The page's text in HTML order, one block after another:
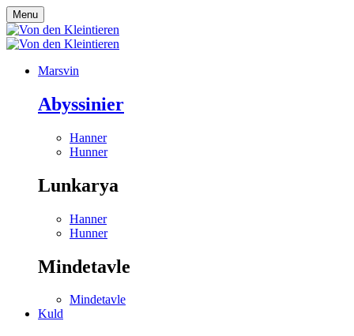
Menu
Marsvin
Abyssinier
Hanner
Hunner
Lunkarya
Hanner
Hunner
Mindetavle
Mindetavle
Kuld